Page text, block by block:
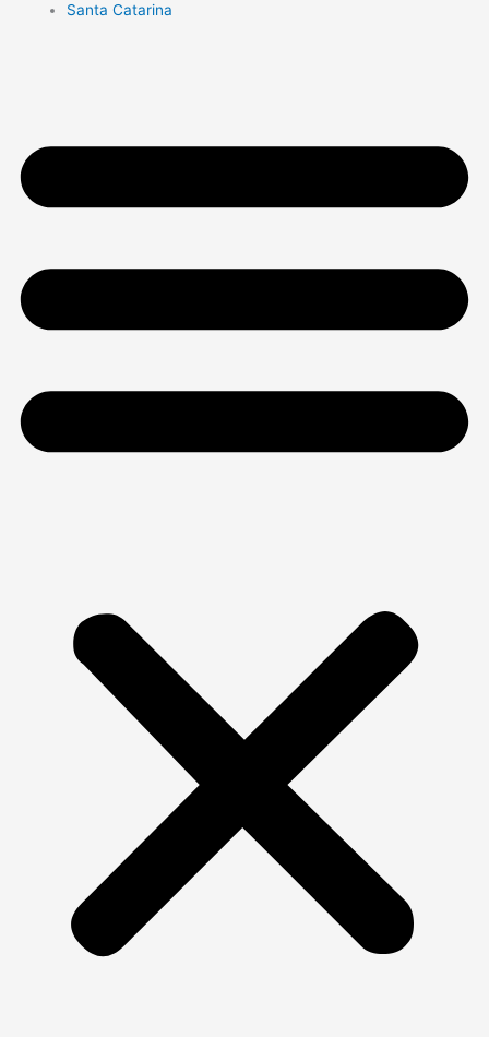
Santa Catarina